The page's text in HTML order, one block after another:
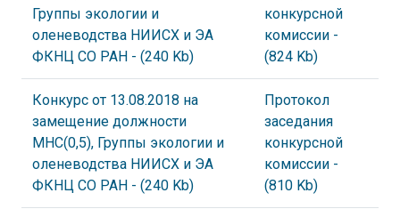
Группы экологии и
оленеводства НИИСХ и ЭА
ФКНЦ СО РАН - (240 Kb)
конкурсной
комиссии -
(824 Kb)
Конкурс от 13.08.2018 на
замещение должности
МНС(0,5), Группы экологии и
оленеводства НИИСХ и ЭА
ФКНЦ СО РАН - (240 Kb)
Протокол
заседания
конкурсной
комиссии -
(810 Kb)